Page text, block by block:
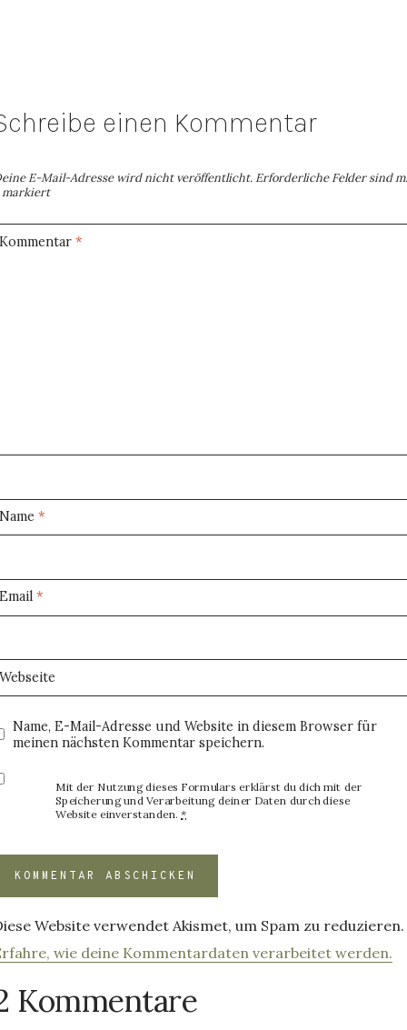
einen Kommentar
E-Mail-Adresse wird nicht veröffentlicht. Erforderliche Felder sind
markiert
Kommentar*
Name*
Email*
Webseite
Name, E-Mail-Adresse und Website in diesem Browser für
meinen nächsten Kommentar speichern.
Mit der Nutzung dieses Formulars erklärst du dich mit der
Speicherung und Verarbeitung deiner Daten durch diese
Website einverstanden.*
Website verwendet Akismet, um Spam zu reduzieren.
wie deine Kommentardaten verarbeitet werden.
Kommentare